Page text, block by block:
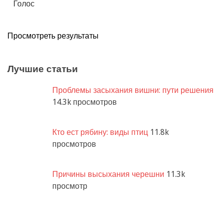
Просмотреть результаты
Лучшие статьи
Проблемы засыхания вишни: пути решения
14.3k просмотров
Кто ест рябину: виды птиц 11.8k
просмотров
Причины высыхания черешни 11.3k
просмотр